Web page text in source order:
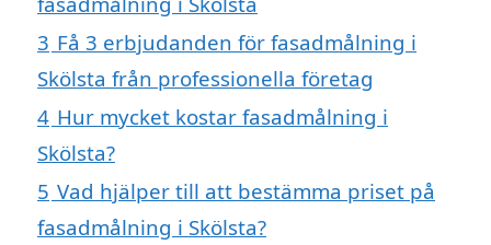
3 Få 3 erbjudanden för fasadmålning i
Skölsta från professionella företag
4 Hur mycket kostar fasadmålning i
Skölsta?
5 Vad hjälper till att bestämma priset på
fasadmålning i Skölsta?